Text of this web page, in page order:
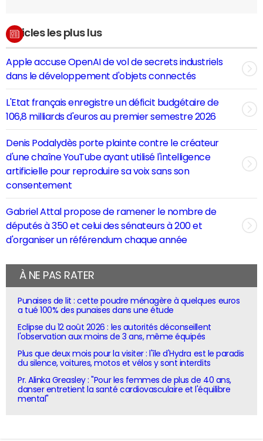
Articles les plus lus
Apple accuse OpenAI de vol de secrets industriels
dans le développement d'objets connectés
L'Etat français enregistre un déficit budgétaire de
106,8 milliards d'euros au premier semestre 2026
Denis Podalydès porte plainte contre le créateur
d'une chaîne YouTube ayant utilisé l'intelligence
artificielle pour reproduire sa voix sans son
consentement
Gabriel Attal propose de ramener le nombre de
députés à 350 et celui des sénateurs à 200 et
d'organiser un référendum chaque année
À NE PAS RATER
Punaises de lit : cette poudre ménagère à quelques euros
a tué 100% des punaises dans une étude
Eclipse du 12 août 2026 : les autorités déconseillent
l'observation aux moins de 3 ans, même équipés
Plus que deux mois pour la visiter : l'île d'Hydra est le paradis
du silence, voitures, motos et vélos y sont interdits
Pr. Alinka Greasley : "Pour les femmes de plus de 40 ans,
danser entretient la santé cardiovasculaire et l'équilibre
mental"